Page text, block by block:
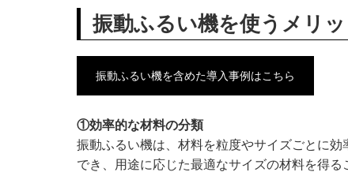
振動ふるい機を使うメリ
振動ふるい機を含めた導入事例はこちら
①効率的な材料の分類
振動ふるい機は、材料を粒度やサイズごとに
でき、用途に応じた最適なサイズの材料を得